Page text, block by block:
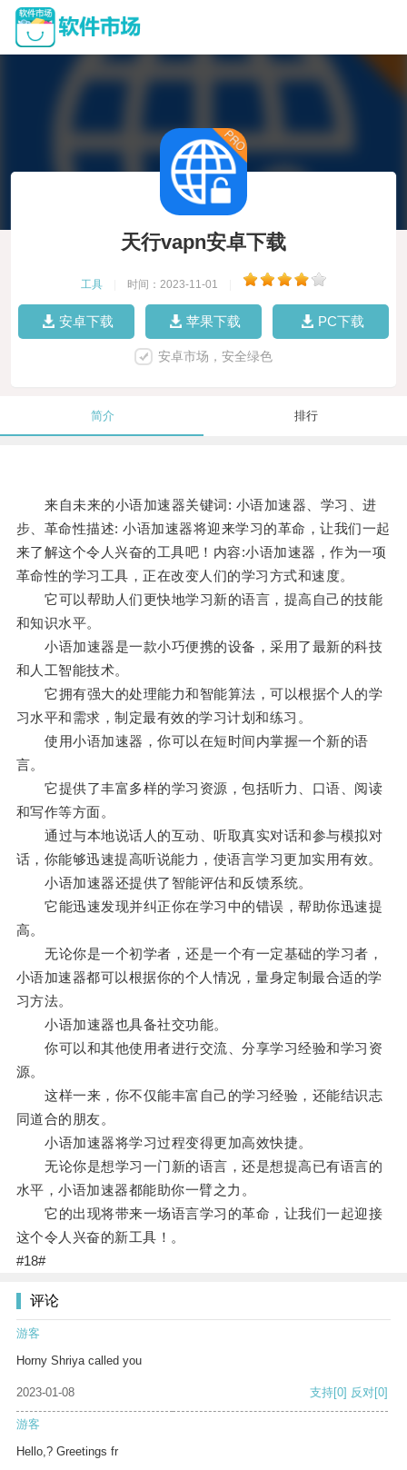
天行vapn安卓下载
工具 时间：2023-11-01
安卓下载 苹果下载 PC下载
安卓市场，安全绿色
简介 排行
来自未来的小语加速器关键词: 小语加速器、学习、进
步、革命性描述: 小语加速器将迎来学习的革命，让我们一起
来了解这个令人兴奋的工具吧！内容:小语加速器，作为一项
革命性的学习工具，正在改变人们的学习方式和速度。
它可以帮助人们更快地学习新的语言，提高自己的技能
和知识水平。
小语加速器是一款小巧便携的设备，采用了最新的科技
和人工智能技术。
它拥有强大的处理能力和智能算法，可以根据个人的学
习水平和需求，制定最有效的学习计划和练习。
使用小语加速器，你可以在短时间内掌握一个新的语
言。
它提供了丰富多样的学习资源，包括听力、口语、阅读
和写作等方面。
通过与本地说话人的互动、听取真实对话和参与模拟对
话，你能够迅速提高听说能力，使语言学习更加实用有效。
小语加速器还提供了智能评估和反馈系统。
它能迅速发现并纠正你在学习中的错误，帮助你迅速提
高。
无论你是一个初学者，还是一个有一定基础的学习者，
小语加速器都可以根据你的个人情况，量身定制最合适的学
习方法。
小语加速器也具备社交功能。
你可以和其他使用者进行交流、分享学习经验和学习资
源。
这样一来，你不仅能丰富自己的学习经验，还能结识志
同道合的朋友。
小语加速器将学习过程变得更加高效快捷。
无论你是想学习一门新的语言，还是想提高已有语言的
水平，小语加速器都能助你一臂之力。
它的出现将带来一场语言学习的革命，让我们一起迎接
这个令人兴奋的新工具！。
#18#
评论
游客
Horny Shriya called you
2023-01-08 支持[0] 反对[0]
游客
Hello,? Greetings fr